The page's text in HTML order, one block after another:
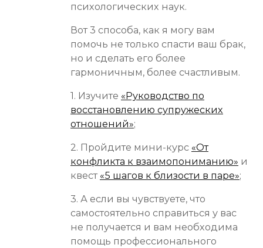
психологических наук.
Вот 3 способа, как я могу вам
помочь не только спасти ваш брак,
но и сделать его более
гармоничным, более счастливым.
1. Изучите «Руководство по
восстановлению супружеских
отношений»;
2. Пройдите мини-курс «От
конфликта к взаимопониманию» и
квест «5 шагов к близости в паре»;
3. А если вы чувствуете, что
самостоятельно справиться у вас
не получается и вам необходима
помощь профессионального